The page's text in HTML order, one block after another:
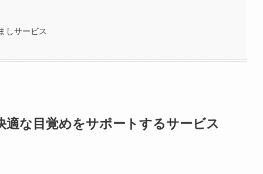
しサービス
な目覚めをサポートするサービス